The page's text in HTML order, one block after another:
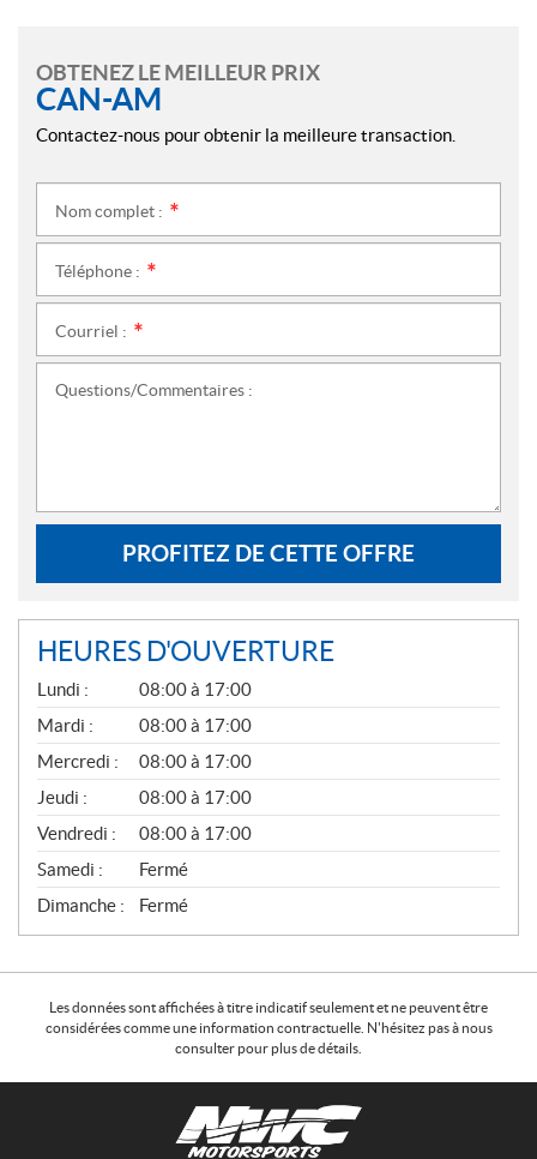
OBTENEZ LE MEILLEUR PRIX
CAN-AM
Contactez-nous pour obtenir la meilleure transaction.
Nom complet :
Téléphone :
Courriel :
Questions/Commentaires :
PROFITEZ DE CETTE OFFRE
HEURES D'OUVERTURE
G
É
N
É
R
A
L
Lundi :
08:00 à 17:00
Mardi :
08:00 à 17:00
Mercredi :
08:00 à 17:00
Jeudi :
08:00 à 17:00
Vendredi :
08:00 à 17:00
Samedi :
Fermé
Dimanche :
Fermé
Les données sont affichées à titre indicatif seulement et ne peuvent être
considérées comme une information contractuelle. N'hésitez pas à nous
consulter pour plus de détails.